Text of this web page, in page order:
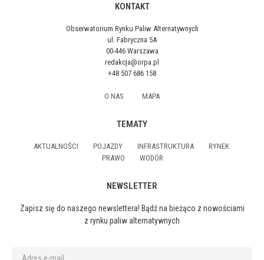
KONTAKT
Obserwatorium Rynku Paliw Alternatywnych
ul. Fabryczna 5A
00-446 Warszawa
redakcja@orpa.pl
+48 507 686 158
O NAS MAPA
TEMATY
AKTUALNOŚCI POJAZDY INFRASTRUKTURA
RYNEK
PRAWO
WODÓR
NEWSLETTER
Zapisz się do naszego newslettera! Bądź na bieżąco z nowościami
z rynku paliw alternatywnych